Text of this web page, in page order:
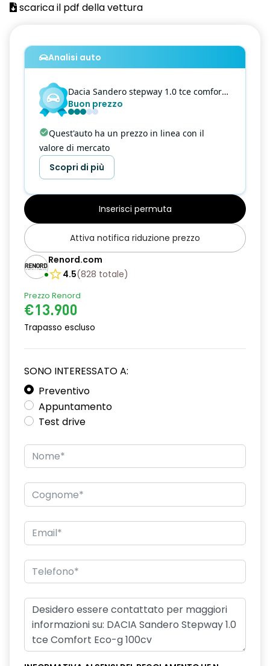
scarica il pdf della vettura
Analisi auto
Dacia Sandero stepway 1.0 tce comfort eco-g 100cv
Buon prezzo
Quest'auto ha un prezzo in linea con il
valore di mercato
Scopri di più
Inserisci permuta
Attiva notifica riduzione prezzo
Renord.com
4.5(828 totale)
Prezzo Renord
€13.900
Trapasso escluso
SONO INTERESSATO A:
Preventivo
Appuntamento
Test drive